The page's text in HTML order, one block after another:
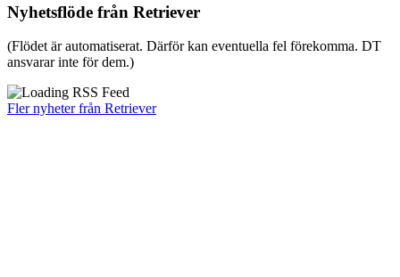
Nyhetsflöde från Retriever
(Flödet är automatiserat. Därför kan eventuella fel förekomma. DT
ansvarar inte för dem.)
Fler nyheter från Retriever